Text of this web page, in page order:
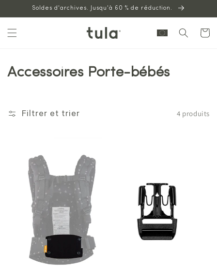
Aller au
contenu
Soldes d'archives. Jusqu'à 60 % de réduction.
Panier
Accessoires Porte-bébés
Filtrer et trier 4 produits